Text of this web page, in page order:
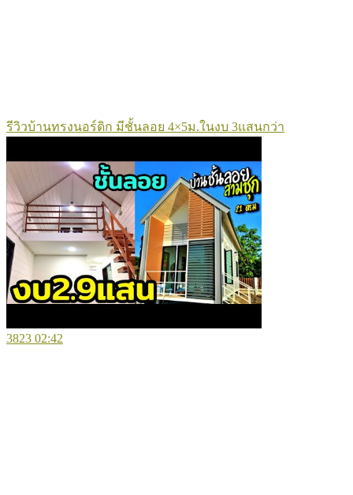
รีวิวบ้านทรงนอร์ดิก มีชั้นลอย 4×5ม.ในงบ 3แสนกว่า
3823 02:42